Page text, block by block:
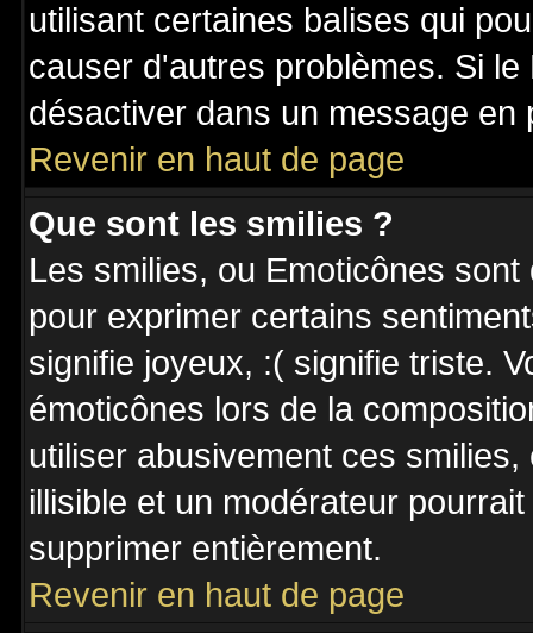
utilisant certaines balises qui
causer d'autres problèmes. Si
désactiver dans un message
Revenir en haut de page
Que sont les smilies ?
Les smilies, ou Emoticônes
pour exprimer certains
signifie joyeux, :( signifie triste.
émoticônes lors de la
utiliser abusivement ces
illisible et un modérateur
supprimer entièrement.
Revenir en haut de page